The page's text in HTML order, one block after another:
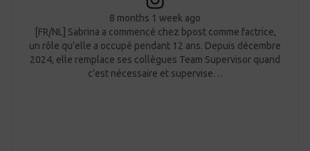
8 months 1 week ago
[FR/NL] Sabrina a commencé chez bpost comme factrice,
un rôle qu’elle a occupé pendant 12 ans. Depuis décembre
2024, elle remplace ses collègues Team Supervisor quand
c’est nécessaire et supervise…